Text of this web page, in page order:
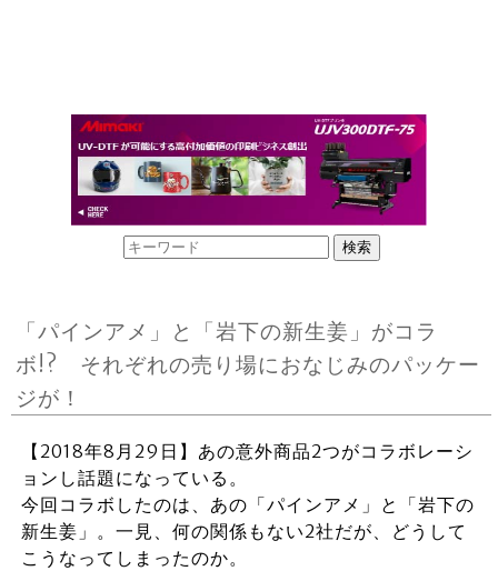
「パインアメ」と「岩下の新生姜」がコラ
ボ!? それぞれの売り場におなじみのパッケー
ジが！
【2018年8月29日】あの意外商品2つがコラボレーシ
ョンし話題になっている。
今回コラボしたのは、あの「パインアメ」と「岩下の
新生姜」。一見、何の関係もない2社だが、どうして
こうなってしまったのか。